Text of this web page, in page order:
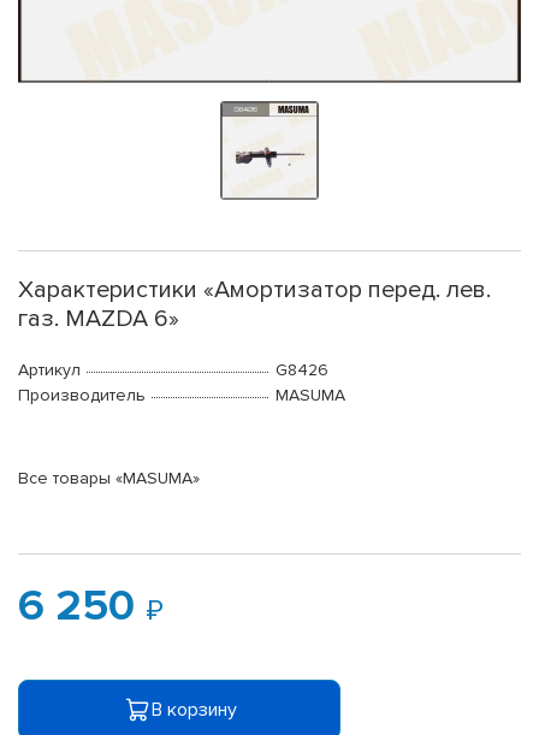
Характеристики «Амортизатор перед. лев.
газ. MAZDA 6»
Артикул
G8426
Производитель
MASUMA
Все товары «MASUMA»
6 250
В корзину